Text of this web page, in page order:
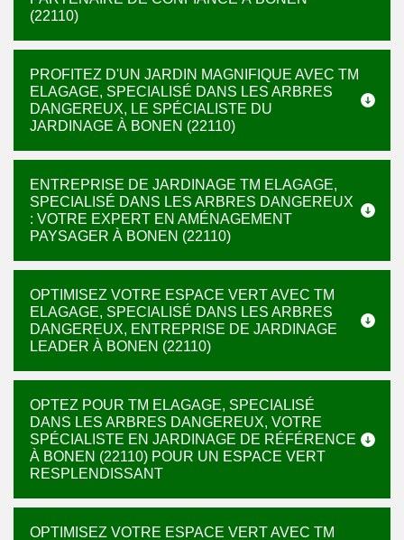
(22110)
PROFITEZ D'UN JARDIN MAGNIFIQUE AVEC TM
ELAGAGE, SPECIALISÉ DANS LES ARBRES
DANGEREUX, LE SPÉCIALISTE DU
JARDINAGE À BONEN (22110)
ENTREPRISE DE JARDINAGE TM ELAGAGE,
SPECIALISÉ DANS LES ARBRES DANGEREUX
: VOTRE EXPERT EN AMÉNAGEMENT
PAYSAGER À BONEN (22110)
OPTIMISEZ VOTRE ESPACE VERT AVEC TM
ELAGAGE, SPECIALISÉ DANS LES ARBRES
DANGEREUX, ENTREPRISE DE JARDINAGE
LEADER À BONEN (22110)
OPTEZ POUR TM ELAGAGE, SPECIALISÉ
DANS LES ARBRES DANGEREUX, VOTRE
SPÉCIALISTE EN JARDINAGE DE RÉFÉRENCE
À BONEN (22110) POUR UN ESPACE VERT
RESPLENDISSANT
OPTIMISEZ VOTRE ESPACE VERT AVEC TM